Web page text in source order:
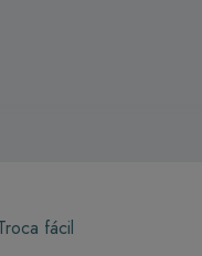
mules e tênis.
fácil